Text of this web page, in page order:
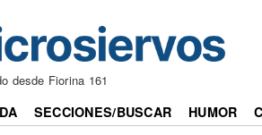
desde Fiorina 161
SECCIONES/BUSCAR HUMOR